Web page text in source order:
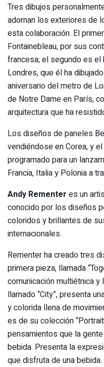
Tres dibujos
adornan los exteriores de
esta colaboración. El
Fontainebleau, por sus
francesa; el segundo es
Londres, que él ha
aniversario del metro de
de Notre Dame en París,
arquitectura que ha
Los diseños de paneles
vendiéndose en Corea, y
programado para un
Francia, Italia y Polonia a
Andy Rementer es un
conocido por los diseños
coloridos y brillantes de
internacionales.
Rementer ha creado tres
primera pieza, llamada
comunicación multiétnica
llamado “City”, presenta
y colorida llena de
es de su colección
pensamientos que la
bebida. Presenta la
que disfruta de una bebida.